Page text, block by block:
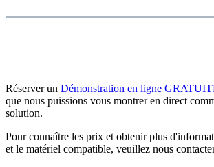
Réserver un Démonstration en ligne
que nous puissions vous montrer en direct
solution.
Pour connaître les prix et obtenir plus
et le matériel compatible, veuillez nous